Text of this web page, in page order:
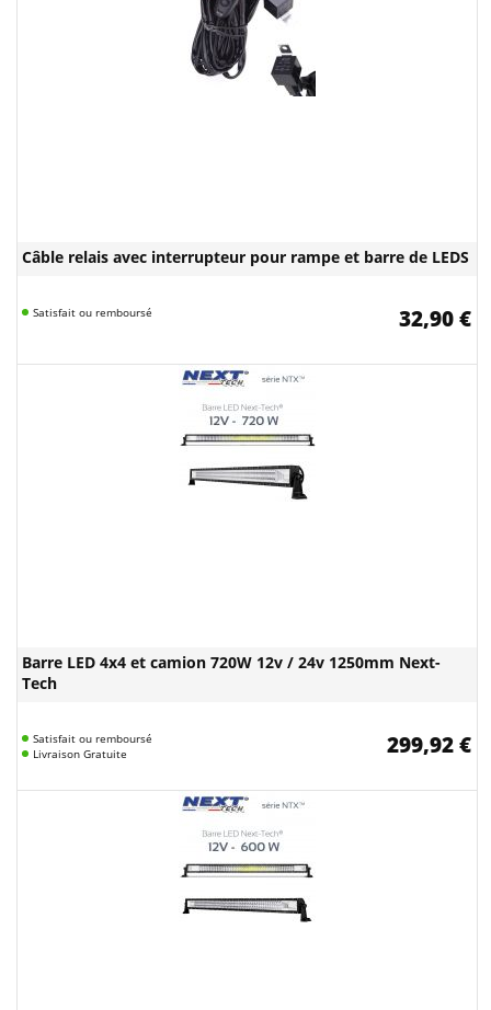
Câble relais avec interrupteur pour rampe et barre de LEDS
Satisfait ou remboursé 32,90 €
Barre LED 4x4 et camion 720W 12v / 24v 1250mm Next-
Tech
Satisfait ou remboursé
Livraison Gratuite
299,92 €